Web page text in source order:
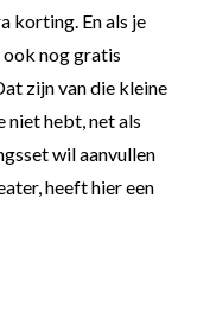
korting. En als je
nog gratis
zijn van die kleine
niet hebt, net als
wil aanvullen
heeft hier een